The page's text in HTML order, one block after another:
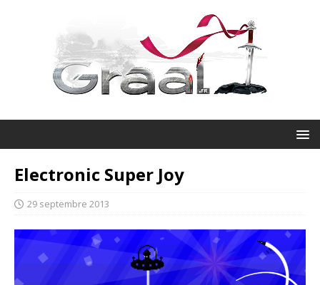
Electronic Super Joy
29 septembre 2013